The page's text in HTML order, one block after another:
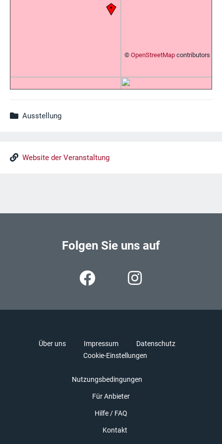
© OpenStreetMap contributors
Ausstellung
Website der Veranstaltung
Folgen Sie uns auf
Über uns Impressum
Datenschutz
Cookie-Einstellungen
Nutzungsbedingungen
Für Anbieter
Hilfe / FAQ
Kontakt